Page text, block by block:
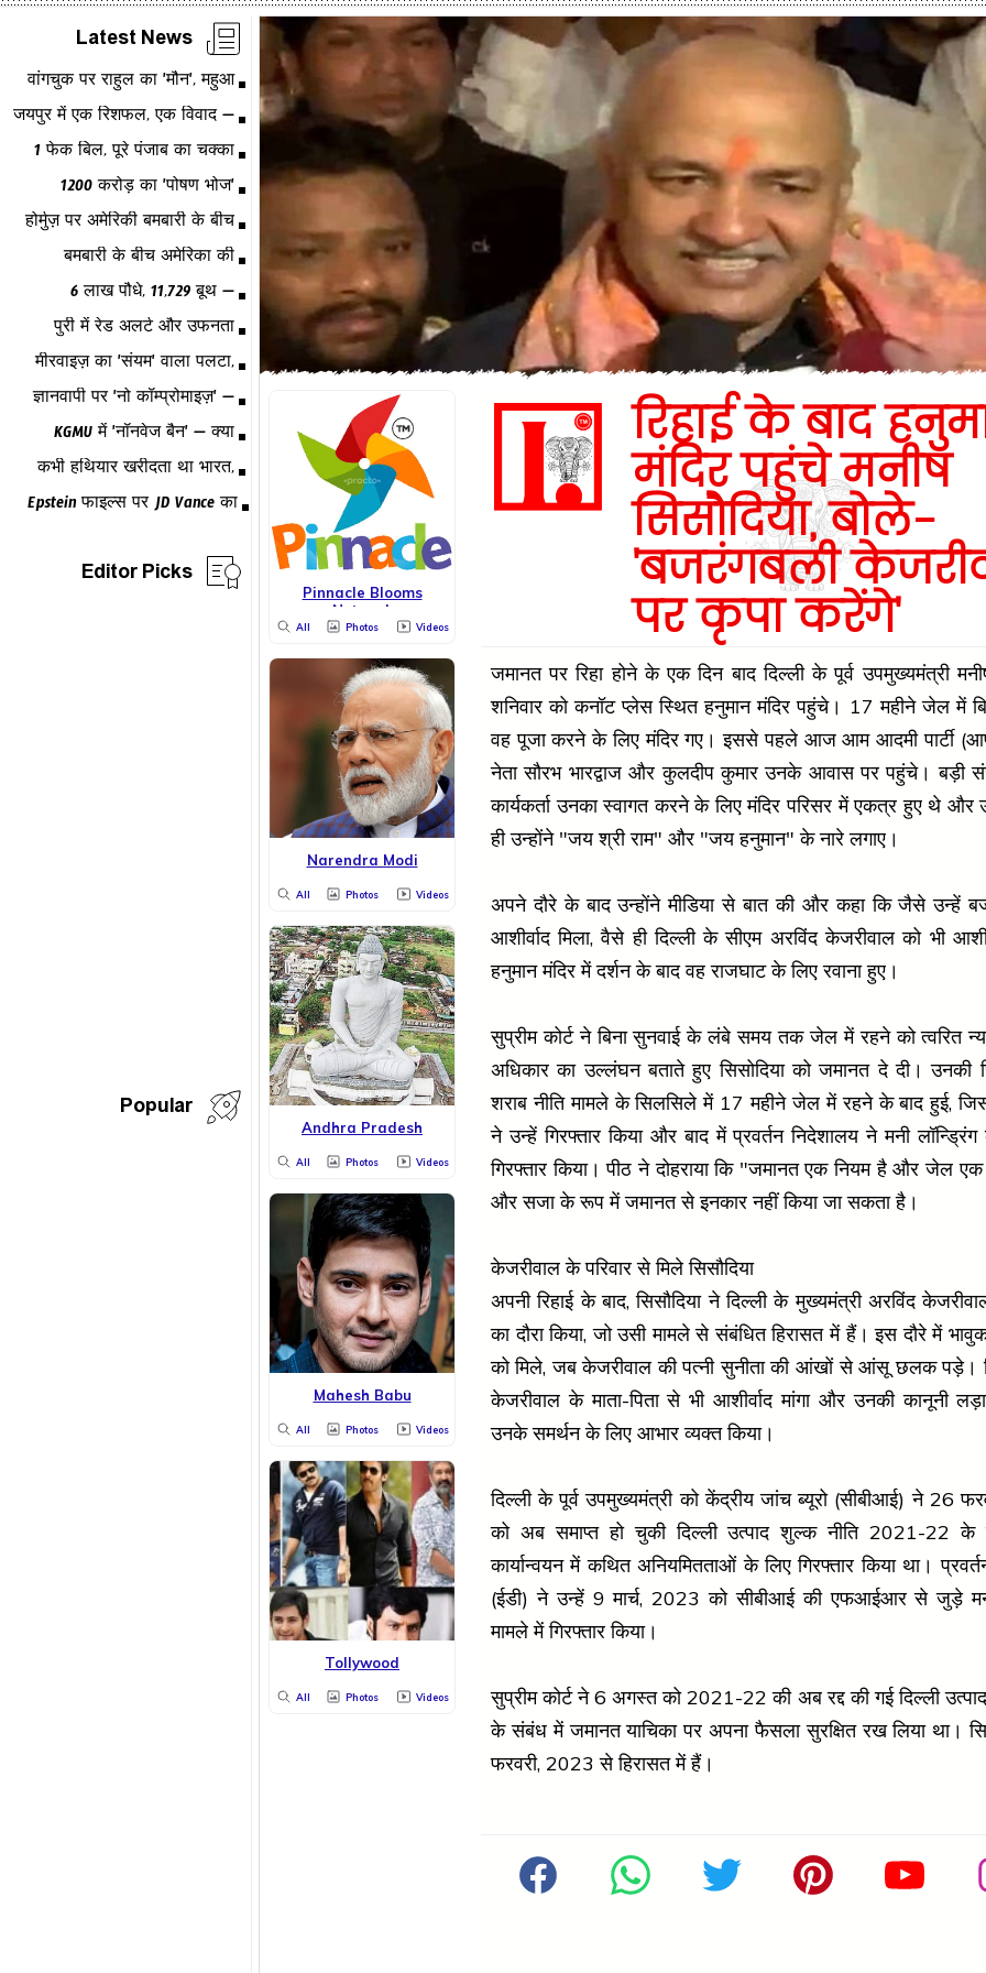
Latest News
Editor Picks
Popular
Pinnacle Blooms
Network
All Photos Videos
Narendra Modi
All Photos Videos
Andhra Pradesh
All Photos Videos
Mahesh Babu
All Photos Videos
Tollywood
All Photos Videos
रिहाई के बाद
मंदिर पहुंचे मनीष
सिसौदिया, बोले-
'बजरंगबली
पर कृपा करेंगे'
जमानत पर रिहा होने के एक दिन बाद दिल्ली के पूर्व उपमुख्यमंत्री
शनिवार को कनॉट प्लेस स्थित हनुमान मंदिर पहुंचे। 17 महीने जेल में
वह पूजा करने के लिए मंदिर गए। इससे पहले आज आम आदमी पार्टी
नेता सौरभ भारद्वाज और कुलदीप कुमार उनके आवास पर पहुंचे। बड़ी
कार्यकर्ता उनका स्वागत करने के लिए मंदिर परिसर में एकत्र हुए थे
ही उन्होंने "जय श्री राम" और "जय हनुमान" के नारे लगाए।
अपने दौरे के बाद उन्होंने मीडिया से बात की और कहा कि जैसे उन्हें
आशीर्वाद मिला, वैसे ही दिल्ली के सीएम अरविंद केजरीवाल को भी
हनुमान मंदिर में दर्शन के बाद वह राजघाट के लिए रवाना हुए।
सुप्रीम कोर्ट ने बिना सुनवाई के लंबे समय तक जेल में रहने को त्वरित
अधिकार का उल्लंघन बताते हुए सिसोदिया को जमानत दे दी। उनकी
शराब नीति मामले के सिलसिले में 17 महीने जेल में रहने के बाद हुई,
ने उन्हें गिरफ्तार किया और बाद में प्रवर्तन निदेशालय ने मनी
गिरफ्तार किया। पीठ ने दोहराया कि "जमानत एक नियम है और जेल
और सजा के रूप में जमानत से इनकार नहीं किया जा सकता है।
केजरीवाल के परिवार से मिले सिसौदिया
अपनी रिहाई के बाद, सिसौदिया ने दिल्ली के मुख्यमंत्री अरविंद
का दौरा किया, जो उसी मामले से संबंधित हिरासत में हैं। इस दौरे में
को मिले, जब केजरीवाल की पत्नी सुनीता की आंखों से आंसू छलक पड़े।
केजरीवाल के माता-पिता से भी आशीर्वाद मांगा और उनकी कानूनी
उनके समर्थन के लिए आभार व्यक्त किया।
दिल्ली के पूर्व उपमुख्यमंत्री को केंद्रीय जांच ब्यूरो (सीबीआई) ने 26
को अब समाप्त हो चुकी दिल्ली उत्पाद शुल्क नीति 2021-22 के
कार्यान्वयन में कथित अनियमितताओं के लिए गिरफ्तार किया था।
(ईडी) ने उन्हें 9 मार्च, 2023 को सीबीआई की एफआईआर से जुड़े
मामले में गिरफ्तार किया।
सुप्रीम कोर्ट ने 6 अगस्त को 2021-22 की अब रद्द की गई दिल्ली
के संबंध में जमानत याचिका पर अपना फैसला सुरक्षित रख लिया था।
फरवरी, 2023 से हिरासत में हैं।